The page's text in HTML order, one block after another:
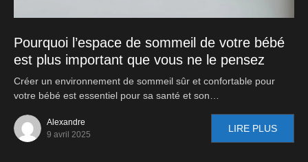
Pourquoi l’espace de sommeil de votre bébé
est plus important que vous ne le pensez
Créer un environnement de sommeil sûr et confortable pour
votre bébé est essentiel pour sa santé et son…
Alexandre
9 avril 2025
LIRE PLUS